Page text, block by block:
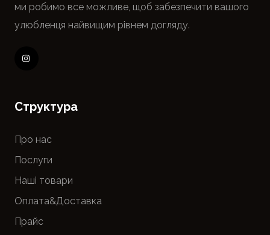
ми робимо все можливе, щоб забезпечити вашого
улюбленця найвищим рівнем догляду.
Cтруктура
Про нас
Послуги
Наші товари
Оплата&Доставка
Прайс